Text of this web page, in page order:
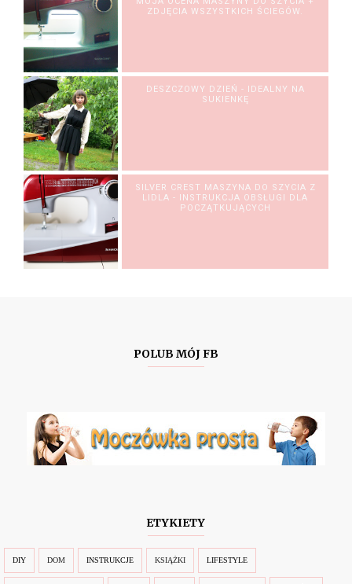
ZDJĘCIA WSZYSTKICH ŚCIEGÓW.
DESZCZOWY DZIEŃ - IDEALNY NA
SUKIENKĘ
SILVER CREST MASZYNA DO SZYCIA Z
LIDLA - INSTRUKCJA OBSŁUGI DLA
POCZĄTKUJĄCYCH
POLUB MÓJ FB
ETYKIETY
DIY DOM INSTRUKCJE KSIĄŻKI LIFESTYLE